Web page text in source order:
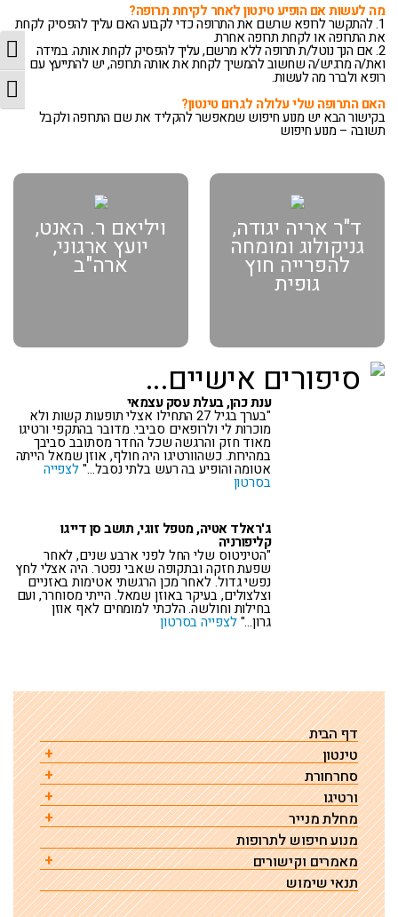
מה לעשות אם הופיע טינטון לאחר לקיחת תרופה?
1. להתקשר לרופא שרשם את התרופה כדי לקבוע האם עליך להפסיק לקחת
את התרופה או לקחת תרופה אחרת.
2. אם הנך נוטל/ת תרופה ללא מרשם, עליך להפסיק לקחת אותה. במידה
ואת/ה מרגיש/ה שחשוב להמשיך לקחת את אותה תרופה, יש להתייעץ עם
רופא ולברר מה לעשות.
האם התרופה שלי עלולה לגרום טינטון?
בקישור הבא יש מנוע חיפוש שמאפשר להקליד את שם התרופה ולקבל
תשובה – מנוע חיפוש
ד"ר אריה יגודה,
גניקולוג ומומחה
להפרייה חוץ
גופית
ויליאם ר. האנט,
יועץ ארגוני,
ארה"ב
סיפורים אישיים...
ענת כהן, בעלת עסק עצמאי
"בערך בגיל 27 התחילו אצלי תופעות קשות ולא
מוכרות לי ולרופאים סביבי. מדובר בהתקפי ורטיגו
מאוד חזק והרגשה שכל החדר מסתובב סביבך
במהירות. כשהוורטיגו היה חולף, אוזן שמאל הייתה
אטומה והופיע בה רעש בלתי נסבל…"לצפייה
בסרטון
ג'ראלד אטיה, מטפל זוגי, תושב סן דייגו
קליפורניה
"הטיניטוס שלי החל לפני ארבע שנים, לאחר
שפעת חזקה ובתקופה שאבי נפטר. היה אצלי לחץ
נפשי גדול. לאחר מכן הרגשתי אטימות באזניים
וצלצולים, בעיקר באוזן שמאל. הייתי מסוחרר, ועם
בחילות וחולשה. הלכתי למומחים לאף אוזן
גרון…"לצפייה בסרטון
דף הבית
טינטון
הגורם לטינטון – מחקר
רגישות לרעש (היפראקוזיס)
טינטון – שאלות ותשובות
רשימת גורמים לטיניטוס
טיניטוס שנגרם מתרופות
טינטון פולסטילי
סחרחורת
סחרחורת גורמים טיפול ואבחון
תרופות שגורמות לסחרחורת ורטיגו או דיזינס
התקף סחרחורת פתאומית
סחרחורת הקשורה לחרדה ולחץ נפשי
ורטיגו
ורטיגו תנוחתי שפיר
טיפול בוורטיגו תנוחתי שפיר ע"י תמרון להחזרת קריסטלים
שהשתחררו
טיפול לסחרחורת (ורטיגו פרוקסיזמלי פריפרי) כשתמרון להחזרת
קריסטלים לא עזר
מחלת מנייר
מחלת מנייר – גורמים, אבחון וטיפול
מחלת מנייר והרגשת מליאות או אטימות באוזן
מנוע חיפוש לתרופות
מאמרים וקישורים
כדורי הרגעה ללא מרשם / טבעיים
תנאי שימוש